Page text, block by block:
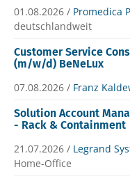
01.08.2026 / Promedica
deutschlandweit
Customer Service
(m/w/d) BeNeLux
07.08.2026 / Franz
Solution Account
- Rack & Containment
21.07.2026 / Legrand
Home-Office